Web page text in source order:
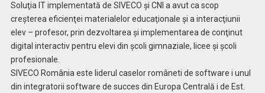
Soluţia IT implementată de SIVECO şi CNI a avut ca scop
creşterea eficienţei materialelor educaţionale şi a interacţiunii
elev – profesor, prin dezvoltarea şi implementarea de conţinut
digital interactiv pentru elevi din şcoli gimnaziale, licee şi şcoli
profesionale.
SIVECO România este liderul caselor româneti de software i unul
din integratorii software de succes din Europa Centrală i de Est.